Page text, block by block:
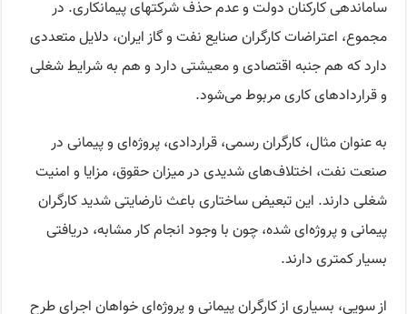
ساماندهی کارکنان دولت و عدم حذف شرکتهای پیمانکاری. در
مجموع، اعتراضات کارگران صنایع نفت و گاز ایران، دلایل متعددی
دارد که هم جنبه اقتصادی و معیشتی دارد و هم به شرایط شغلی
و قراردادهای کاری مربوط می‌شود.
به عنوان مثال، کارگران رسمی، قراردادی، پروژه‌ای و پیمانی در
صنعت نفت، اختلاف‌های شدیدی در میزان حقوق، مزایا و امنیت
شغلی دارند. این تبعیض ساختاری باعث نارضایتی شدید کارگران
پیمانی و پروژه‌ای شده، چون با وجود انجام کار مشابه، دریافتی
بسیار کمتری دارند.
از سویی، بسیاری از کارگران پیمانی و پروژه‌ای خواهان اجرای طرح